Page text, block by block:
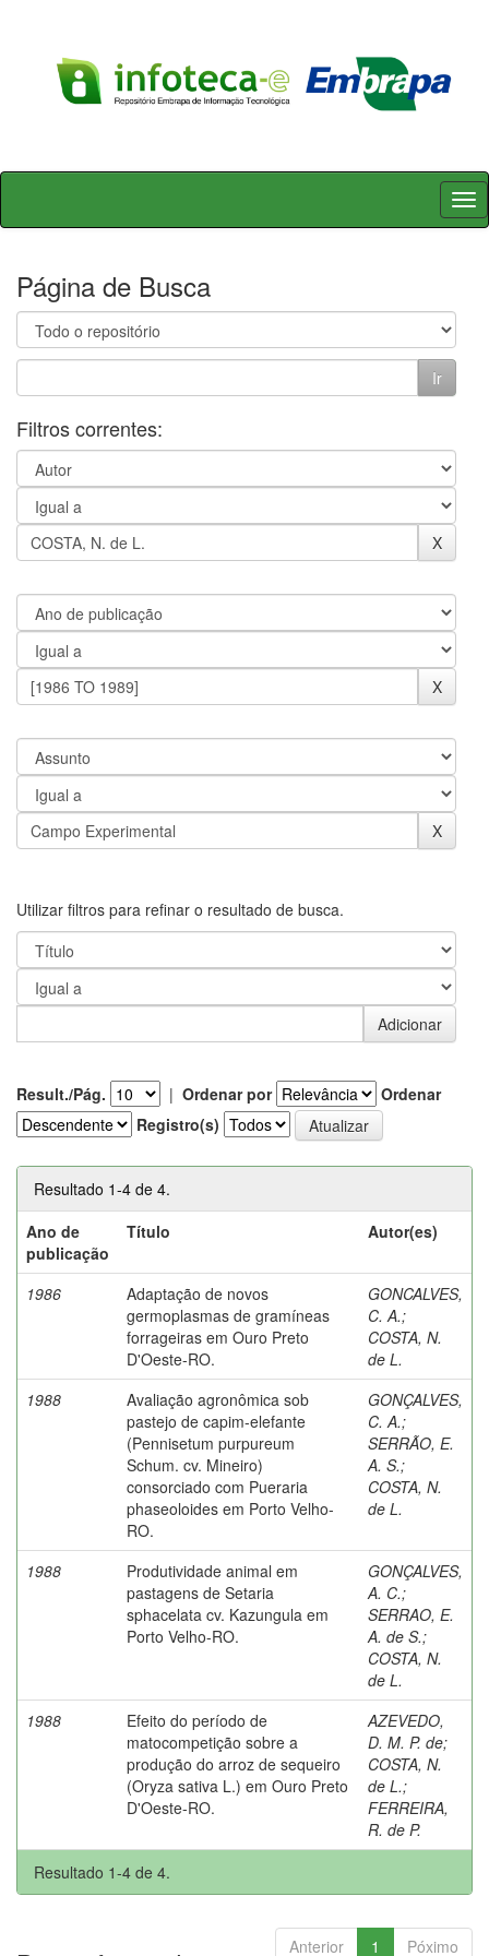
Skip
Página de Busca
Filtros correntes:
Utilizar filtros para refinar o resultado de busca.
Result./Pág. | Ordenar por
Ordenar
Registro(s)
Resultado 1-4 de 4.
Ano de
publicação
Título Autor(es)
1986
Adaptação de novos
germoplasmas de gramíneas
forrageiras em Ouro Preto
D'Oeste-RO.
GONCALVES,
C. A.;
COSTA, N.
de L.
1988
Avaliação agronômica sob
pastejo de capim-elefante
(Pennisetum purpureum
Schum. cv. Mineiro)
consorciado com Pueraria
phaseoloides em Porto Velho-
RO.
GONÇALVES,
C. A.;
SERRÃO, E.
A. S.;
COSTA, N.
de L.
1988
Produtividade animal em
pastagens de Setaria
sphacelata cv. Kazungula em
Porto Velho-RO.
GONÇALVES,
A. C.;
SERRAO, E.
A. de S.;
COSTA, N.
de L.
1988
Efeito do período de
matocompetição sobre a
produção do arroz de sequeiro
(Oryza sativa L.) em Ouro Preto
D'Oeste-RO.
AZEVEDO,
D. M. P. de;
COSTA, N.
de L.;
FERREIRA,
R. de P.
Resultado 1-4 de 4.
Anterior 1 Póximo